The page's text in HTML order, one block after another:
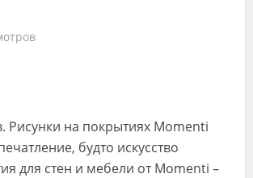
Рисунки на покрытиях Momenti
будто искусство
для стен и мебели от Momenti –